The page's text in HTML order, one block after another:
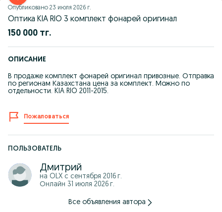
Опубликовано 23 июля 2026 г.
Оптика KIA RIO 3 комплект фонарей оригинал
150 000 тг.
ОПИСАНИЕ
В продаже комплект фонарей оригинал привозные. Отправка
по регионам Казахстана цена за комплект. Можно по
отдельности. KIA RIO 2011-2015.
Пожаловаться
ПОЛЬЗОВАТЕЛЬ
Дмитрий
на OLX с сентября 2016 г.
Онлайн 31 июля 2026 г.
Все объявления автора